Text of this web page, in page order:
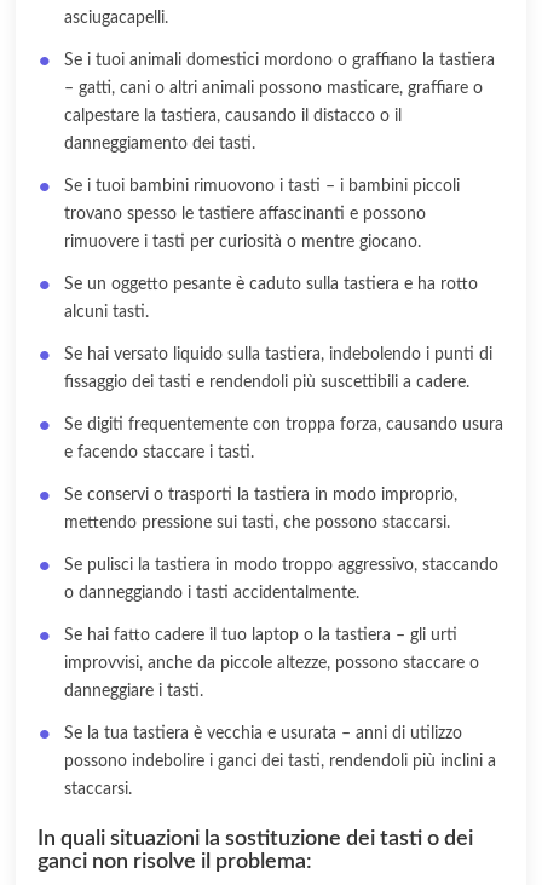
asciugacapelli.
Se i tuoi animali domestici mordono o graffiano la tastiera
– gatti, cani o altri animali possono masticare, graffiare o
calpestare la tastiera, causando il distacco o il
danneggiamento dei tasti.
Se i tuoi bambini rimuovono i tasti – i bambini piccoli
trovano spesso le tastiere affascinanti e possono
rimuovere i tasti per curiosità o mentre giocano.
Se un oggetto pesante è caduto sulla tastiera e ha rotto
alcuni tasti.
Se hai versato liquido sulla tastiera, indebolendo i punti di
fissaggio dei tasti e rendendoli più suscettibili a cadere.
Se digiti frequentemente con troppa forza, causando usura
e facendo staccare i tasti.
Se conservi o trasporti la tastiera in modo improprio,
mettendo pressione sui tasti, che possono staccarsi.
Se pulisci la tastiera in modo troppo aggressivo, staccando
o danneggiando i tasti accidentalmente.
Se hai fatto cadere il tuo laptop o la tastiera – gli urti
improvvisi, anche da piccole altezze, possono staccare o
danneggiare i tasti.
Se la tua tastiera è vecchia e usurata – anni di utilizzo
possono indebolire i ganci dei tasti, rendendoli più inclini a
staccarsi.
In quali situazioni la sostituzione dei tasti o dei
ganci non risolve il problema: